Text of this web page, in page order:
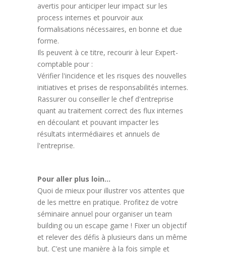
avertis pour anticiper leur impact sur les
process internes et pourvoir aux
formalisations nécessaires, en bonne et due
forme.
Ils peuvent à ce titre, recourir à leur Expert-
comptable pour :
Vérifier l'incidence et les risques des nouvelles
initiatives et prises de responsabilités internes.
Rassurer ou conseiller le chef d'entreprise
quant au traitement correct des flux internes
en découlant et pouvant impacter les
résultats intermédiaires et annuels de
l'entreprise.
Pour aller plus loin…
Quoi de mieux pour illustrer vos attentes que
de les mettre en pratique. Profitez de votre
séminaire annuel pour organiser un team
building ou un escape game ! Fixer un objectif
et relever des défis à plusieurs dans un même
but. C’est une manière à la fois simple et